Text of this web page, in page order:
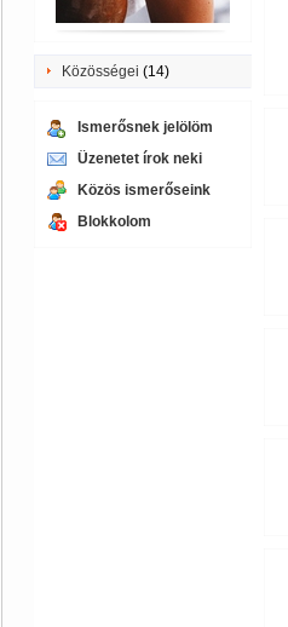
Közösségei (14)
Ismerősnek jelölöm
Üzenetet írok neki
Közös ismerőseink
Blokkolom